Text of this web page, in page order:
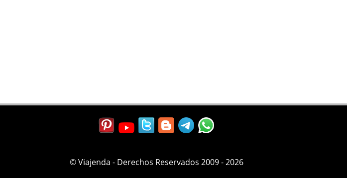
© Viajenda - Derechos Reservados 2009 - 2026